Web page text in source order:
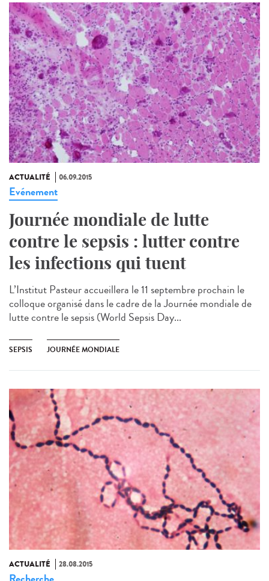
ACTUALITÉ 06.09.2015
Evénement
Journée mondiale de lutte
contre le sepsis : lutter contre
les infections qui tuent
L’Institut Pasteur accueillera le 11 septembre prochain le
colloque organisé dans le cadre de la Journée mondiale de
lutte contre le sepsis (World Sepsis Day...
SEPSIS JOURNÉE MONDIALE
ACTUALITÉ 28.08.2015